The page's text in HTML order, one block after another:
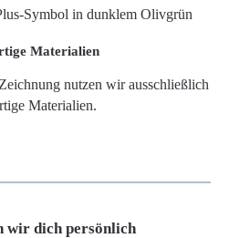
Materialien
nutzen wir ausschließlich
Materialien.
wir dich persönlich